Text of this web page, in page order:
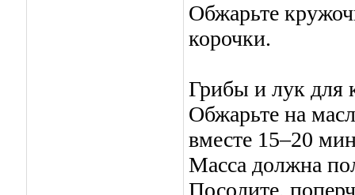
Обжарьте
корочки.
Грибы и лук для
Обжарьте на
вместе 15–20
Масса должна
Посолите,